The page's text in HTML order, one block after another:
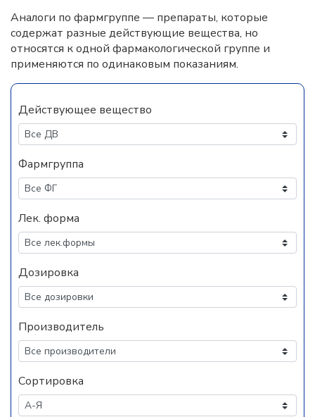
Аналоги по фармгруппе — препараты, которые
содержат разные действующие вещества, но
относятся к одной фармакологической группе и
применяются по одинаковым показаниям.
Действующее вещество
Фармгруппа
Лек. форма
Дозировка
Производитель
Сортировка